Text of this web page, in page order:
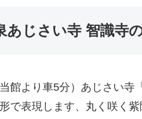
あじさい寺 智識寺
館より車5分）あじさい寺
で表現します、丸く咲く